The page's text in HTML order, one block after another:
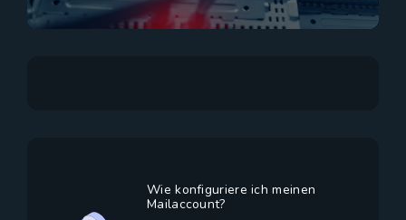
Wie konfiguriere ich meinen
Mailaccount?